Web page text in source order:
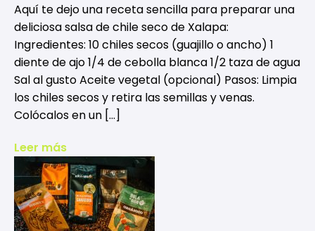
Aquí te dejo una receta sencilla para preparar una
deliciosa salsa de chile seco de Xalapa:
Ingredientes: 10 chiles secos (guajillo o ancho) 1
diente de ajo 1/4 de cebolla blanca 1/2 taza de agua
Sal al gusto Aceite vegetal (opcional) Pasos: Limpia
los chiles secos y retira las semillas y venas.
Colócalos en un […]
Leer más